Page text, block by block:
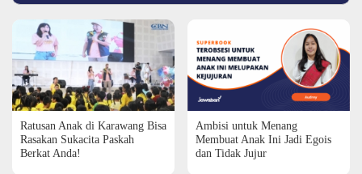
Ratusan Anak di Karawang Bisa
Rasakan Sukacita Paskah
Berkat Anda!
Ambisi untuk Menang
Membuat Anak Ini Jadi Egois
dan Tidak Jujur